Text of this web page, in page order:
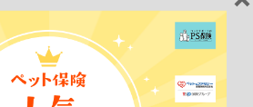
いになると大げんかになり、収拾がつか
いに発展する前にけんかを止める必要が
ウー」と唸り声をあげて、至近距離でに
まるサインです。